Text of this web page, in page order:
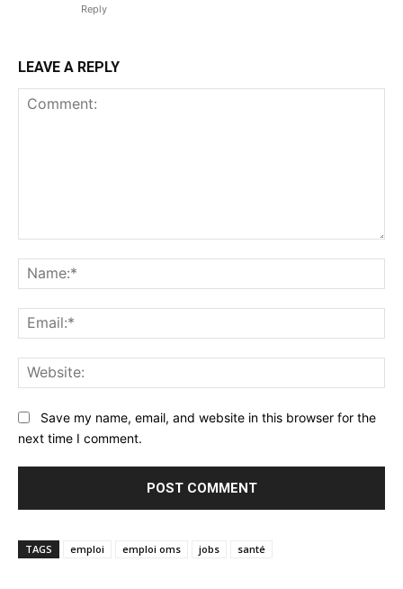
Reply
LEAVE A REPLY
Save my name, email, and website in this browser for the
next time I comment.
TAGS emploi emploi oms jobs santé